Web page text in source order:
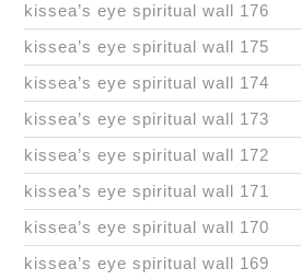
kissea’s eye spiritual wall 176
kissea’s eye spiritual wall 175
kissea’s eye spiritual wall 174
kissea’s eye spiritual wall 173
kissea’s eye spiritual wall 172
kissea’s eye spiritual wall 171
kissea’s eye spiritual wall 170
kissea’s eye spiritual wall 169